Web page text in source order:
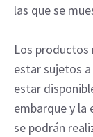
las que se
Los productos
estar sujetos
estar
embarque y la
se podrán